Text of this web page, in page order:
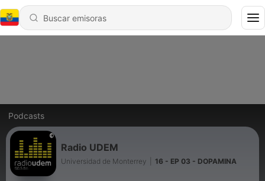
Podcasts
Radio UDEM
Universidad de Monterrey 16 - EP 03 - DOPAMINA